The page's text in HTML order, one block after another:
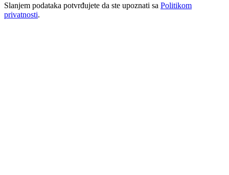
Slanjem podataka potvrđujete da ste upoznati sa Politikom
privatnosti.